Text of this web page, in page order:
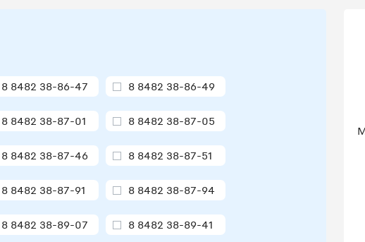
8 8482 38-86-47 8 8482 38-86-49
8 8482 38-87-01 8 8482 38-87-05
8 8482 38-87-46 8 8482 38-87-51
8 8482 38-87-91 8 8482 38-87-94
8 8482 38-89-07 8 8482 38-89-41